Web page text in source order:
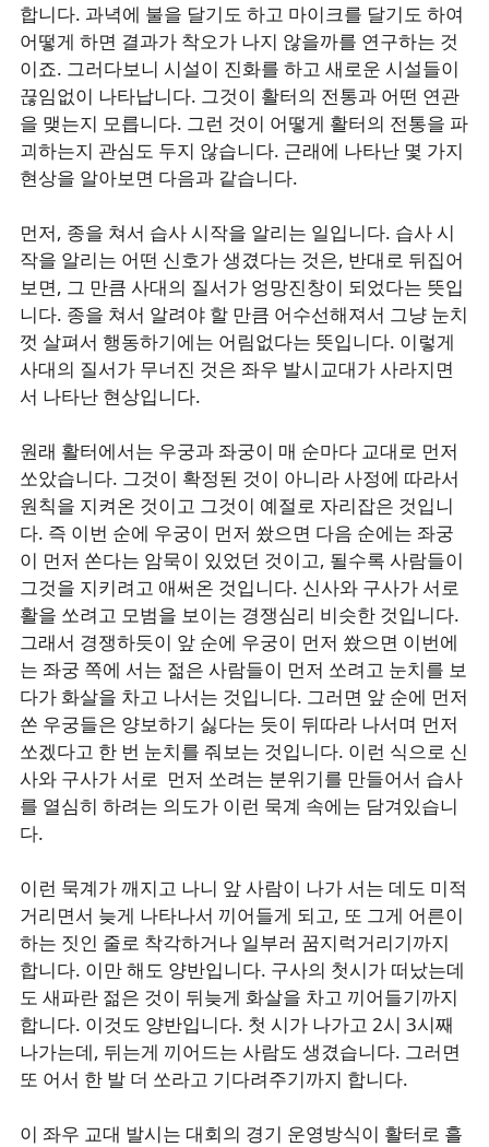
합니다. 과녁에 불을 달기도 하고 마이크를 달기도 하여
어떻게 하면 결과가 착오가 나지 않을까를 연구하는 것
이죠. 그러다보니 시설이 진화를 하고 새로운 시설들이
끊임없이 나타납니다. 그것이 활터의 전통과 어떤 연관
을 맺는지 모릅니다. 그런 것이 어떻게 활터의 전통을 파
괴하는지 관심도 두지 않습니다. 근래에 나타난 몇 가지
현상을 알아보면 다음과 같습니다.
먼저, 종을 쳐서 습사 시작을 알리는 일입니다. 습사 시
작을 알리는 어떤 신호가 생겼다는 것은, 반대로 뒤집어
보면, 그 만큼 사대의 질서가 엉망진창이 되었다는 뜻입
니다. 종을 쳐서 알려야 할 만큼 어수선해져서 그냥 눈치
껏 살펴서 행동하기에는 어림없다는 뜻입니다. 이렇게
사대의 질서가 무너진 것은 좌우 발시교대가 사라지면
서 나타난 현상입니다.
원래 활터에서는 우궁과 좌궁이 매 순마다 교대로 먼저
쏘았습니다. 그것이 확정된 것이 아니라 사정에 따라서
원칙을 지켜온 것이고 그것이 예절로 자리잡은 것입니
다. 즉 이번 순에 우궁이 먼저 쐈으면 다음 순에는 좌궁
이 먼저 쏜다는 암묵이 있었던 것이고, 될수록 사람들이
그것을 지키려고 애써온 것입니다. 신사와 구사가 서로
활을 쏘려고 모범을 보이는 경쟁심리 비슷한 것입니다.
그래서 경쟁하듯이 앞 순에 우궁이 먼저 쐈으면 이번에
는 좌궁 쪽에 서는 젊은 사람들이 먼저 쏘려고 눈치를 보
다가 화살을 차고 나서는 것입니다. 그러면 앞 순에 먼저
쏜 우궁들은 양보하기 싫다는 듯이 뒤따라 나서며 먼저
쏘겠다고 한 번 눈치를 줘보는 것입니다. 이런 식으로 신
사와 구사가 서로 먼저 쏘려는 분위기를 만들어서 습사
를 열심히 하려는 의도가 이런 묵계 속에는 담겨있습니
다.
이런 묵계가 깨지고 나니 앞 사람이 나가 서는 데도 미적
거리면서 늦게 나타나서 끼어들게 되고, 또 그게 어른이
하는 짓인 줄로 착각하거나 일부러 꿈지럭거리기까지
합니다. 이만 해도 양반입니다. 구사의 첫시가 떠났는데
도 새파란 젊은 것이 뒤늦게 화살을 차고 끼어들기까지
합니다. 이것도 양반입니다. 첫 시가 나가고 2시 3시째
나가는데, 뒤는게 끼어드는 사람도 생겼습니다. 그러면
또 어서 한 발 더 쏘라고 기다려주기까지 합니다.
이 좌우 교대 발시는 대회의 경기 운영방식이 활터로 흘